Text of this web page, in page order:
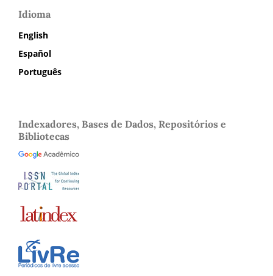
Idioma
English
Español
Português
Indexadores, Bases de Dados, Repositórios e
Bibliotecas